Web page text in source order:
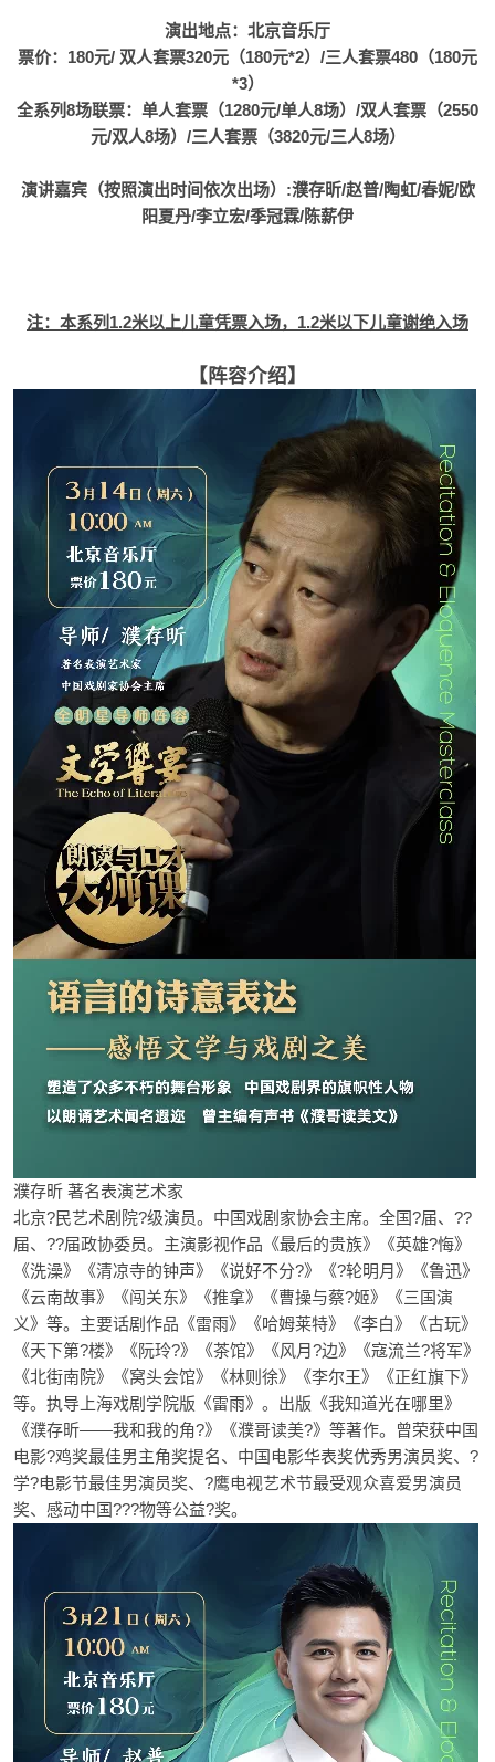
演出地点：北京音乐厅
票价：180元/ 双人套票320元（180元*2）/三人套票480（180元
*3）
全系列8场联票：单人套票（1280元/单人8场）/双人套票（2550
元/双人8场）/三人套票（3820元/三人8场）
演讲嘉宾（按照演出时间依次出场）:濮存昕/赵普/陶虹/春妮/欧
阳夏丹/李立宏/季冠霖/陈薪伊
注：本系列1.2米以上儿童凭票入场，1.2米以下儿童谢绝入场
【阵容介绍】
濮存昕 著名表演艺术家
北京?民艺术剧院?级演员。中国戏剧家协会主席。全国?届、??
届、??届政协委员。主演影视作品《最后的贵族》《英雄?悔》
《洗澡》《清凉寺的钟声》《说好不分?》《?轮明月》《鲁迅》
《云南故事》《闯关东》《推拿》《曹操与蔡?姬》《三国演
义》等。主要话剧作品《雷雨》《哈姆莱特》《李白》《古玩》
《天下第?楼》《阮玲?》《茶馆》《风月?边》《寇流兰?将军》
《北街南院》《窝头会馆》《林则徐》《李尔王》《正红旗下》
等。执导上海戏剧学院版《雷雨》。出版《我知道光在哪里》
《濮存昕——我和我的角?》《濮哥读美?》等著作。曾荣获中国
电影?鸡奖最佳男主角奖提名、中国电影华表奖优秀男演员奖、?
学?电影节最佳男演员奖、?鹰电视艺术节最受观众喜爱男演员
奖、感动中国???物等公益?奖。